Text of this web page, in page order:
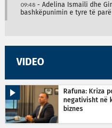
09:48 - Adelina Ismaili dhe
bashkëpunimin e tyre të parë
VIDEO
Rafuna: Kriza
negativisht në
biznes